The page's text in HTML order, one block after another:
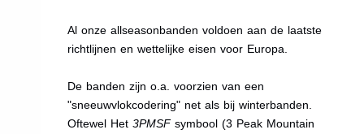
Al onze allseasonbanden voldoen aan de laatste
richtlijnen en wettelijke eisen voor Europa.
De banden zijn o.a. voorzien van een
"sneeuwvlokcodering" net als bij winterbanden.
Oftewel Het3PMSFsymbool (3 Peak Mountain